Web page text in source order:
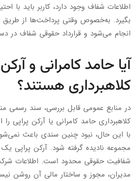
اطلاعات شفاف وجود دارد، کاربر باید با
بگیرد. به‌خصوص وقتی پرداخت‌ها از طریق
انجام می‌شود و قرارداد حقوقی شفاف در
آیا حامد کامرانی و
کلاهبرداری هستند؟
در منابع عمومی قابل بررسی، سند رسمی
کلاهبرداری حامد کامرانی یا آرکن پراپی
با این حال، نبود چنین سندی باعث
مجموعه نادیده گرفته شود. آرکن پراپی
شفافیت حقوقی محدود است. اطلاعات